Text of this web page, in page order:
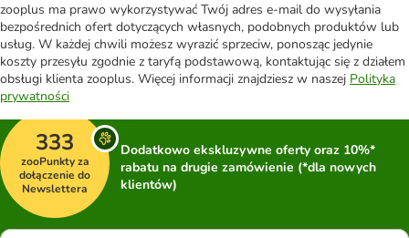
zooplus ma prawo wykorzystywać Twój adres e-mail do wysyłania
bezpośrednich ofert dotyczących własnych, podobnych produktów lub
usług. W każdej chwili możesz wyrazić sprzeciw, ponosząc jedynie
koszty przesyłu zgodnie z taryfą podstawową, kontaktując się z działem
obsługi klienta zooplus. Więcej informacji znajdziesz w naszej Polityka
prywatności
333
zooPunkty za
dołączenie do
Newslettera
Dodatkowo ekskluzywne oferty oraz 10%*
rabatu na drugie zamówienie (*dla nowych
klientów)